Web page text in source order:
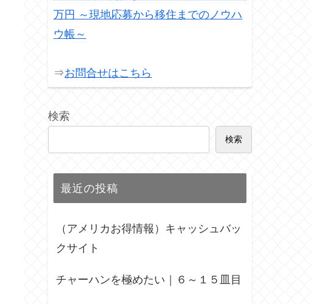
万円 ～現地応募から移住までのノウハ
ウ帳～
⇒お問合せはこちら
検索
検索
最近の投稿
（アメリカお得情報）キャッシュバッ
クサイト
チャーハンを極めたい｜６～１５皿目